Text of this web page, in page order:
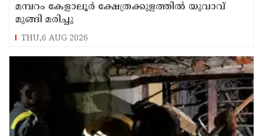
മമ്പറം കേളാലൂർ ക്ഷേത്രക്കുളത്തിൽ യുവാവ്
മുങ്ങി മരിച്ചു
THU,6 AUG 2026